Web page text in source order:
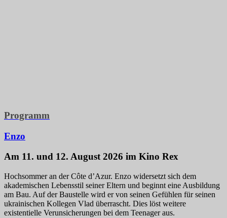
Programm
Enzo
Am 11. und 12. August 2026 im Kino Rex
Hochsommer an der Côte d’Azur. Enzo widersetzt sich dem
akademischen Lebensstil seiner Eltern und beginnt eine Ausbildung
am Bau. Auf der Baustelle wird er von seinen Gefühlen für seinen
ukrainischen Kollegen Vlad überrascht. Dies löst weitere
existentielle Verunsicherungen bei dem Teenager aus.